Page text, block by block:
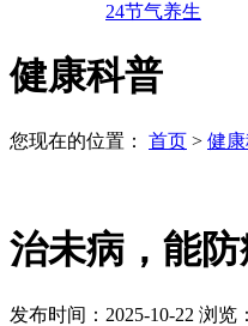
24节气养生
健康科普
您现在的位置： 首页 > 健
治未病，能防
发布时间：2025-10-22 浏览